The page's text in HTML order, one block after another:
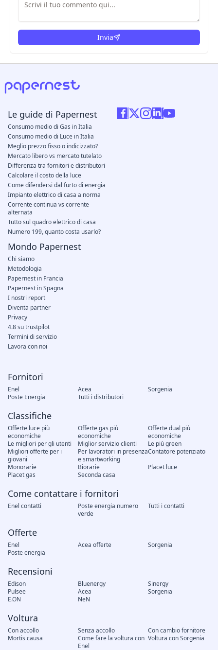
Invia
Fornitori
Enel Acea
Sorgenia
Poste Energia
Tutti i distributori
Classifiche
Offerte luce più
economiche
Offerte gas più
economiche
Offerte dual più
economiche
Le migliori per gli utenti
Miglior servizio clienti
Le più green
Migliori offerte per i
giovani
Per lavoratori in presenza
e smartworking
Contatore potenziato
Monorarie
Biorarie
Placet luce
Placet gas
Seconda casa
Come contattare i fornitori
Enel contatti
Poste energia numero
verde
Tutti i contatti
Offerte
Enel Acea offerte
Sorgenia
Poste energia
Recensioni
Edison Bluenergy
Sinergy
Pulsee
Acea
Sorgenia
E.ON
NeN
Voltura
Con accollo Senza accollo
Con cambio fornitore
Mortis causa
Come fare la voltura con
Enel
Voltura con Sorgenia
Le guide di Papernest
Consumo medio di Gas in Italia
Consumo medio di Luce in Italia
Meglio prezzo fisso o indicizzato?
Mercato libero vs mercato tutelato
Differenza tra fornitori e distributori
Calcolare il costo della luce
Come difendersi dal furto di energia
Impianto elettrico di casa a norma
Corrente continua vs corrente
alternata
Tutto sul quadro elettrico di casa
Numero 199, quanto costa usarlo?
Mondo Papernest
Chi siamo
Metodologia
Papernest in Francia
Papernest in Spagna
I nostri report
Diventa partner
Privacy
4.8 su trustpilot
Termini di servizio
Lavora con noi